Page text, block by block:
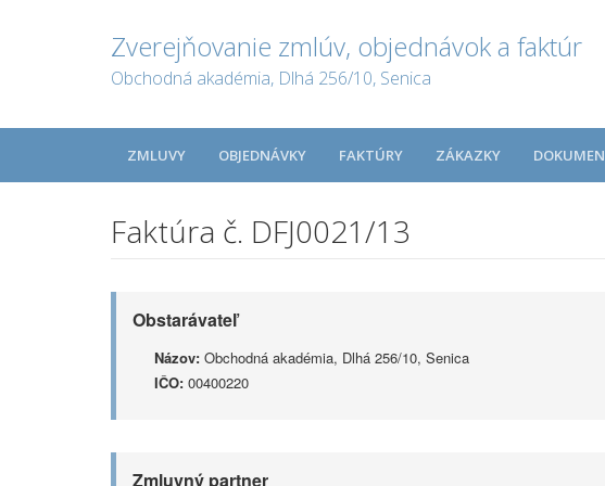
Zverejňovanie zmlúv, objednávok a faktúr
Obchodná akadémia, Dlhá 256/10, Senica
ZMLUVY OBJEDNÁVKY FAKTÚRY ZÁKAZKY
Faktúra č. DFJ0021/13
Obstarávateľ
Názov: Obchodná akadémia, Dlhá 256/10, Senica
IČO: 00400220
Zmluvný partner